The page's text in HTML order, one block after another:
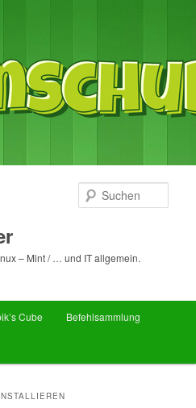
– Mint / … und IT allgemein.
Cube Befehlsammlung